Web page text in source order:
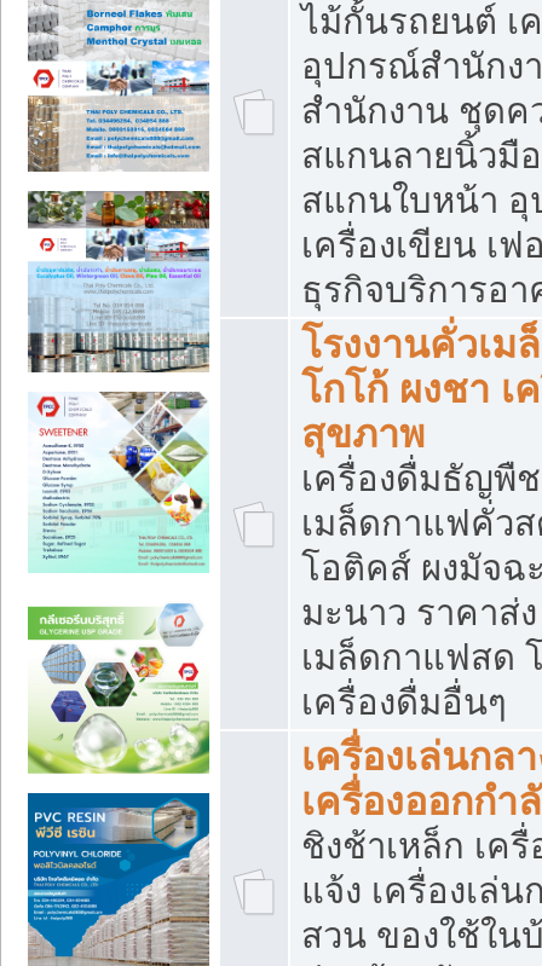
ไม้กั้นรถยนต์ เ
อุปกรณ์สำนักง
สำนักงาน ชุดค
สแกนลายนิ้วมื
สแกนใบหน้า
เครื่องเขียน เ
ธุรกิจบริการอ
โรงงานคั่วเม
โกโก้ ผงชา เ
สุขภาพ
เครื่องดื่มธัญพื
เมล็ดกาแฟคั่ว
โอติคส์ ผงมัจฉ
มะนาว ราคาส่
เมล็ดกาแฟสด
เครื่องดื่มอื่นๆ
เครื่องเล่นกล
เครื่องออกกำ
ชิงช้าเหล็ก เค
แจ้ง เครื่องเล่น
สวน ของใช้ใน